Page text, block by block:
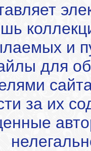
и
для
за их